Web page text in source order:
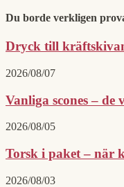
Du borde verkligen
Dryck till
2026/08/07
Vanliga scones –
2026/08/05
Torsk i paket – när
2026/08/03